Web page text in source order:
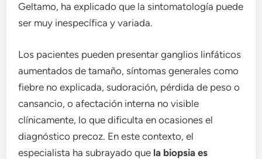
Geltamo, ha explicado que la sintomatología puede
ser muy inespecífica y variada.
Los pacientes pueden presentar ganglios linfáticos
aumentados de tamaño, síntomas generales como
fiebre no explicada, sudoración, pérdida de peso o
cansancio, o afectación interna no visible
clínicamente, lo que dificulta en ocasiones el
diagnóstico precoz. En este contexto, el
especialista ha subrayado que la biopsia es